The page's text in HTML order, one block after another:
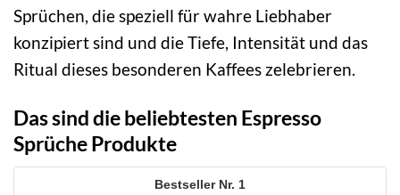
Sprüchen, die speziell für wahre Liebhaber
konzipiert sind und die Tiefe, Intensität und das
Ritual dieses besonderen Kaffees zelebrieren.
Das sind die beliebtesten Espresso
Sprüche Produkte
1